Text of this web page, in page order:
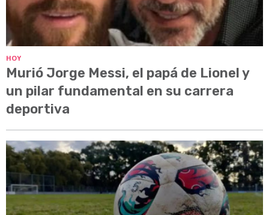
HOY
Murió Jorge Messi, el papá de Lionel y
un pilar fundamental en su carrera
deportiva